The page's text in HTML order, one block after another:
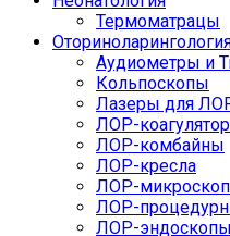
Термоматрацы
Аудиометры и
Кольпоскопы
Лазеры для
ЛОР-
ЛОР-комбайны
ЛОР-кресла
ЛОР-
ЛОР-
ЛОР-эндоскопы